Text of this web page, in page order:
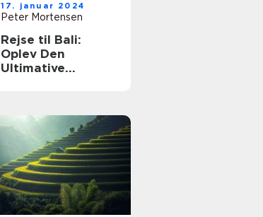
17. januar 2024
Peter Mortensen
Rejse til Bali:
Oplev Den
Ultimative